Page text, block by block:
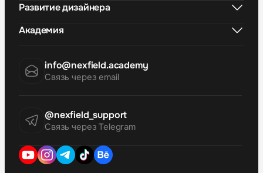
info@nexfield.academy
Связь через email
@nexfield_support
Связь через Telegram
Развитие дизайнера
Академия